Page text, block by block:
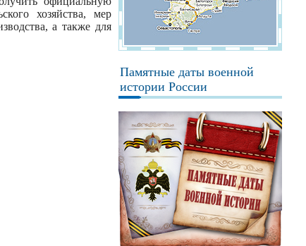
хозяйства, мер
а также для
Памятные даты военной
истории России